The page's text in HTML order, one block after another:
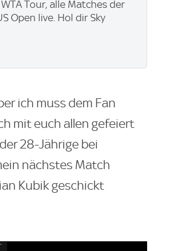
Tour, alle Matches der
Open live. Hol dir Sky
ich muss dem Fan
mit euch allen gefeiert
28-Jährige bei
nächstes Match
Kubik geschickt